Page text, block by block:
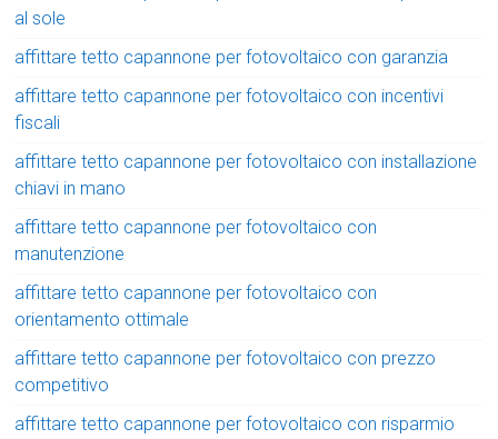
al sole
affittare tetto capannone per fotovoltaico con garanzia
affittare tetto capannone per fotovoltaico con incentivi
fiscali
affittare tetto capannone per fotovoltaico con installazione
chiavi in mano
affittare tetto capannone per fotovoltaico con
manutenzione
affittare tetto capannone per fotovoltaico con
orientamento ottimale
affittare tetto capannone per fotovoltaico con prezzo
competitivo
affittare tetto capannone per fotovoltaico con risparmio